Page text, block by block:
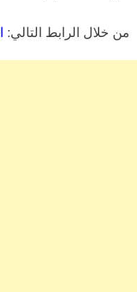
من خلال الرابط التالي: